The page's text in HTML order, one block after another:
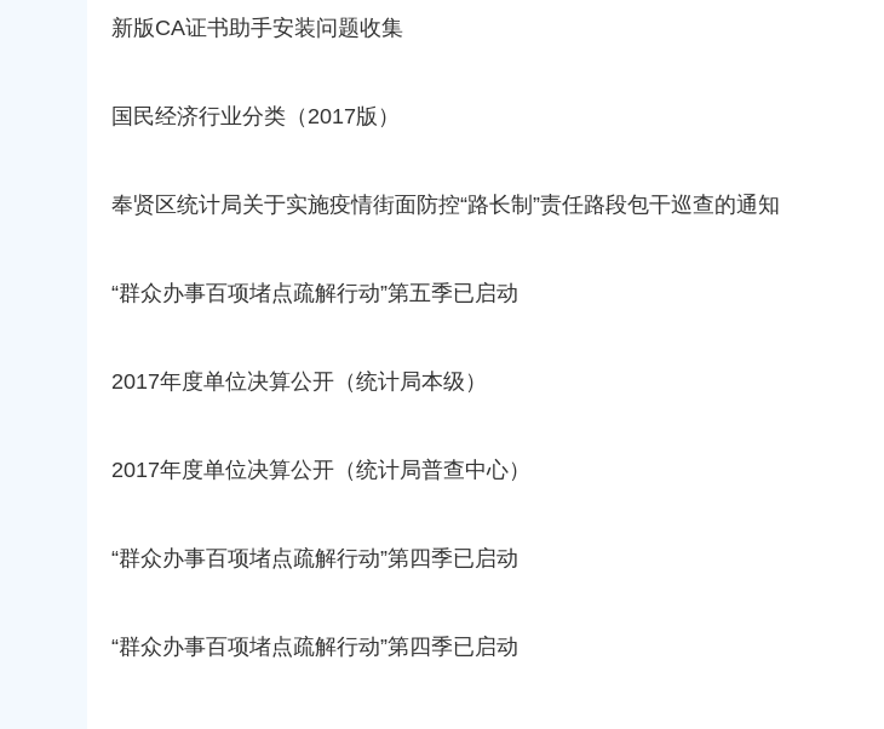
新版CA证书助手安装问题收集
国民经济行业分类（2017版）
奉贤区统计局关于实施疫情街面防控“路长制”责任路段包干巡查的通知
“群众办事百项堵点疏解行动”第五季已启动
2017年度单位决算公开（统计局本级）
2017年度单位决算公开（统计局普查中心）
“群众办事百项堵点疏解行动”第四季已启动
“群众办事百项堵点疏解行动”第四季已启动